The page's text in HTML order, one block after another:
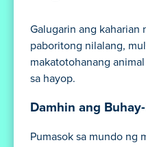
Galugarin ang kaharian
paboritong nilalang,
makatotohanang
sa hayop.
Damhin ang
Pumasok sa mundo ng